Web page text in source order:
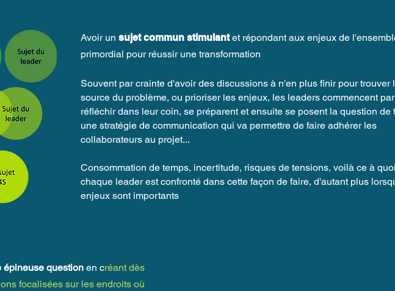
Avoir un sujet commun stimulant et répondant aux enjeux de
primordial pour réussir une transformation
Souvent par crainte d'avoir des discussions à n'en plus finir pour trouver
source du problème, ou prioriser les enjeux, les leaders commencent par
réfléchir dans leur coin, se préparent et ensuite se posent la question de
une stratégie de communication qui va permettre de faire adhérer les
collaborateurs au projet...
Consommation de temps, incertitude, risques de tensions, voilà ce à quoi
chaque leader est confronté dans cette façon de faire, d'autant plus
enjeux sont importants
épineuse question en créant dès
focalisées sur les endroits où